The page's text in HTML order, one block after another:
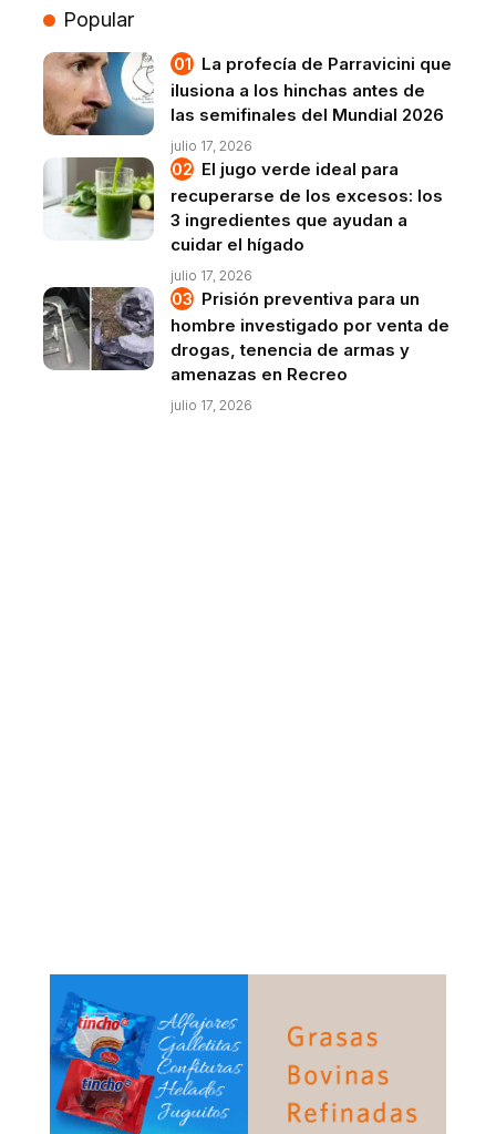
Popular
La profecía de Parravicini que
ilusiona a los hinchas antes de
las semifinales del Mundial 2026
julio 17, 2026
El jugo verde ideal para
recuperarse de los excesos: los
3 ingredientes que ayudan a
cuidar el hígado
julio 17, 2026
Prisión preventiva para un
hombre investigado por venta de
drogas, tenencia de armas y
amenazas en Recreo
julio 17, 2026